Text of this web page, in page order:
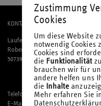
KONTAKT
Laufenberg Michels und Partner
Robert-Perthel-Straße 81
50739 Köln
Telefon: 02 21 / 95 74 94-0
E-Mail:
office@laufmich.de
Zustimmung
Cookies
Um diese Website
notwendig Cookies
Cookies sind
die Funktionalität
brauchen wir für
andere helfen uns
die Inhalte
Mehr erfahren Sie